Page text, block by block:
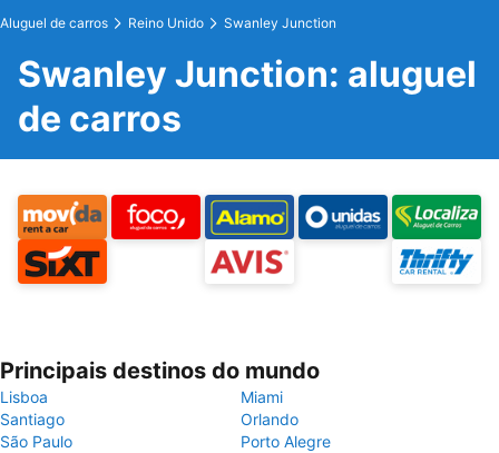
Aluguel de carros Reino Unido Swanley Junction
Swanley Junction: aluguel
de carros
Principais destinos do mundo
Lisboa
Miami
Santiago
Orlando
São Paulo
Porto Alegre